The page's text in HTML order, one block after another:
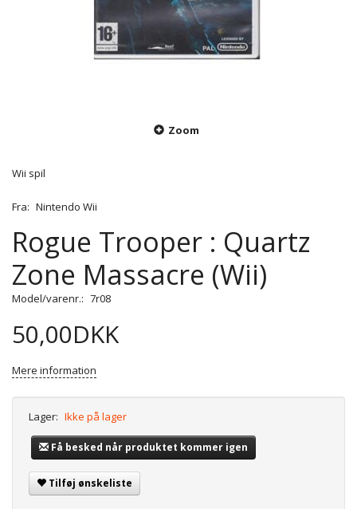
Zoom
Wii spil
Fra: Nintendo Wii
Rogue Trooper : Quartz
Zone Massacre (Wii)
Model/varenr.: 7r08
50,00DKK
Mere information
Lager: Ikke på lager
Få besked når produktet kommer igen
Tilføj ønskeliste